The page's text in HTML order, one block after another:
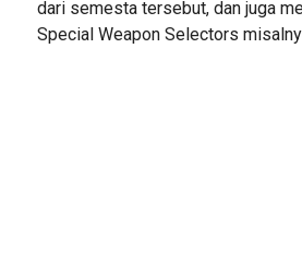
dari semesta tersebut, dan juga
Special Weapon Selectors